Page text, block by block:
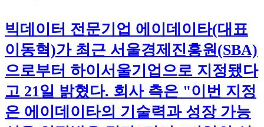
빅데이터 전문기업 에이데이타(대표
이동혁)가 최근 서울경제진흥원(SBA)
으로부터 하이서울기업으로 지정됐다
고 21일 밝혔다. 회사 측은 "이번 지정
은 에이데이타의 기술력과 성장 가능